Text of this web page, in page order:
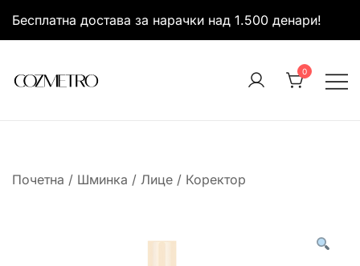
Бесплатна достава за нарачки над 1.500 денари!
0
Почетна / Шминка / Лице / Коректор